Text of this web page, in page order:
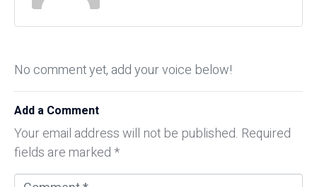
No comment yet, add your voice below!
Add a Comment
Your email address will not be published. Required
fields are marked *